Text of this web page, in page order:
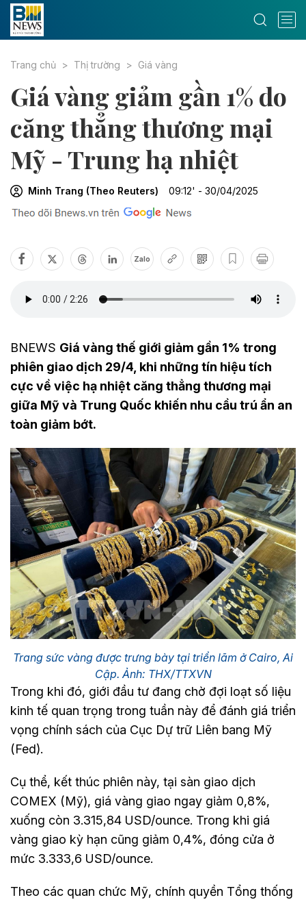
Trang chủ Thị trường Giá vàng
Giá vàng giảm gần 1% do
căng thẳng thương mại
Mỹ - Trung hạ nhiệt
Minh Trang (Theo Reuters) 09:12' - 30/04/2025
Zalo
BNEWS Giá vàng thế giới giảm gần 1% trong
phiên giao dịch 29/4, khi những tín hiệu tích
cực về việc hạ nhiệt căng thẳng thương mại
giữa Mỹ và Trung Quốc khiến nhu cầu trú ẩn an
toàn giảm bớt.
Trang sức vàng được trưng bày tại triển lãm ở Cairo, Ai
Cập. Ảnh: THX/TTXVN
Trong khi đó, giới đầu tư đang chờ đợi loạt số liệu
kinh tế quan trọng trong tuần này để đánh giá triển
vọng chính sách của Cục Dự trữ Liên bang Mỹ
(Fed).
Cụ thể, kết thúc phiên này, tại sàn giao dịch
COMEX (Mỹ), giá vàng giao ngay giảm 0,8%,
xuống còn 3.315,84 USD/ounce. Trong khi giá
vàng giao kỳ hạn cũng giảm 0,4%, đóng cửa ở
mức 3.333,6 USD/ounce.
Theo các quan chức Mỹ, chính quyền Tổng thống